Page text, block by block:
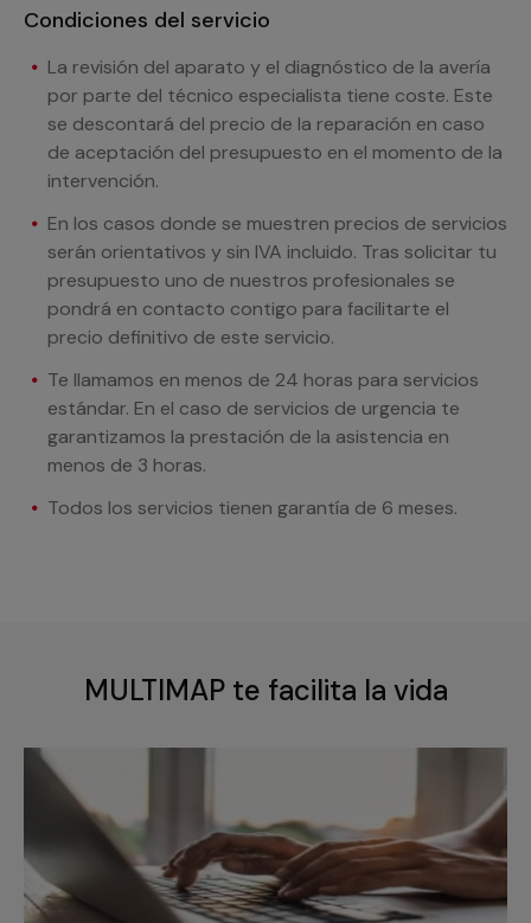
Condiciones del servicio
La revisión del aparato y el diagnóstico de la avería
por parte del técnico especialista tiene coste. Este
se descontará del precio de la reparación en caso
de aceptación del presupuesto en el momento de la
intervención.
En los casos donde se muestren precios de servicios
serán orientativos y sin IVA incluido. Tras solicitar tu
presupuesto uno de nuestros profesionales se
pondrá en contacto contigo para facilitarte el
precio definitivo de este servicio.
Te llamamos en menos de 24 horas para servicios
estándar. En el caso de servicios de urgencia te
garantizamos la prestación de la asistencia en
menos de 3 horas.
Todos los servicios tienen garantía de 6 meses.
MULTIMAP te facilita la vida